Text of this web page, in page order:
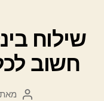
שילוח
חשוב
המחבר
מאת